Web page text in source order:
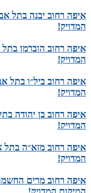
איפה רחוב יבנה בתל
המדויק!
איפה רחוב הוברמן
המדויק!
איפה רחוב ביל״ו בתל
המדויק!
איפה רחוב בן יהודה
המדויק!
איפה רחוב מזא״ה
המדויק!
איפה רחוב מרים